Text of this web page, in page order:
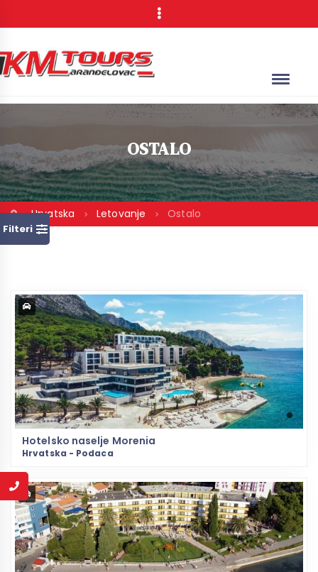
OSTALO
Hrvatska Letovanje Ostalo
Filteri
Hotelsko naselje Morenia
Hrvatska - Podaca